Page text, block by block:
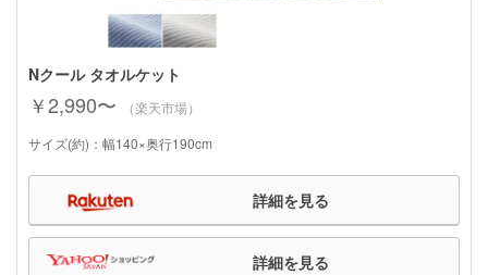
Nクール タオルケット
￥2,990〜
（楽天市場）
サイズ(約)：幅140×奥行190cm
詳細を見る
詳細を見る